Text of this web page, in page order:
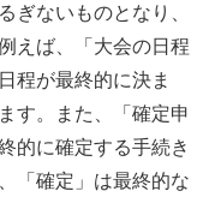
ぎないものとなり、
えば、「大会の日程
程が最終的に決ま
す。また、「確定申
的に確定する手続き
「確定」は最終的な